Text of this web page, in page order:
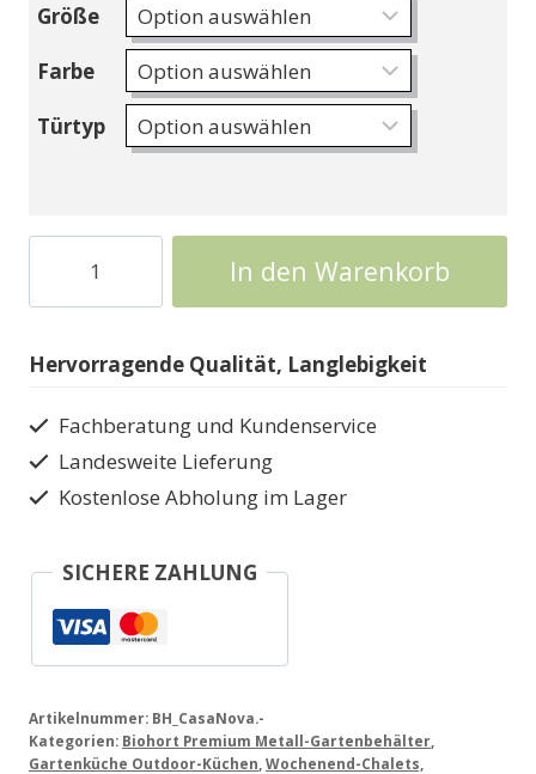
Größe
Farbe
Türtyp
Premium
Gartenhaus
Metall
Menge
In den Warenkorb
Hervorragende Qualität, Langlebigkeit
Fachberatung und Kundenservice
Landesweite Lieferung
Kostenlose Abholung im Lager
SICHERE ZAHLUNG
Artikelnummer: BH_CasaNova.-
Kategorien: Biohort Premium Metall-Gartenbehälter
Gartenküche Outdoor-Küchen Wochenend-Chalets,